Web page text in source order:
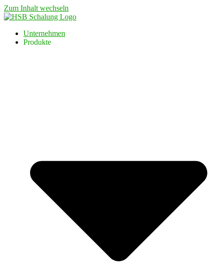
Zum Inhalt wechseln
Unternehmen
Produkte